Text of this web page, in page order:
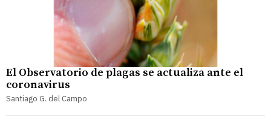
El Observatorio de plagas se actualiza ante el
coronavirus
Santiago G. del Campo